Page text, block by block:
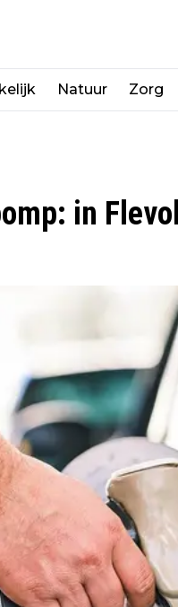
Natuur Zorg
in